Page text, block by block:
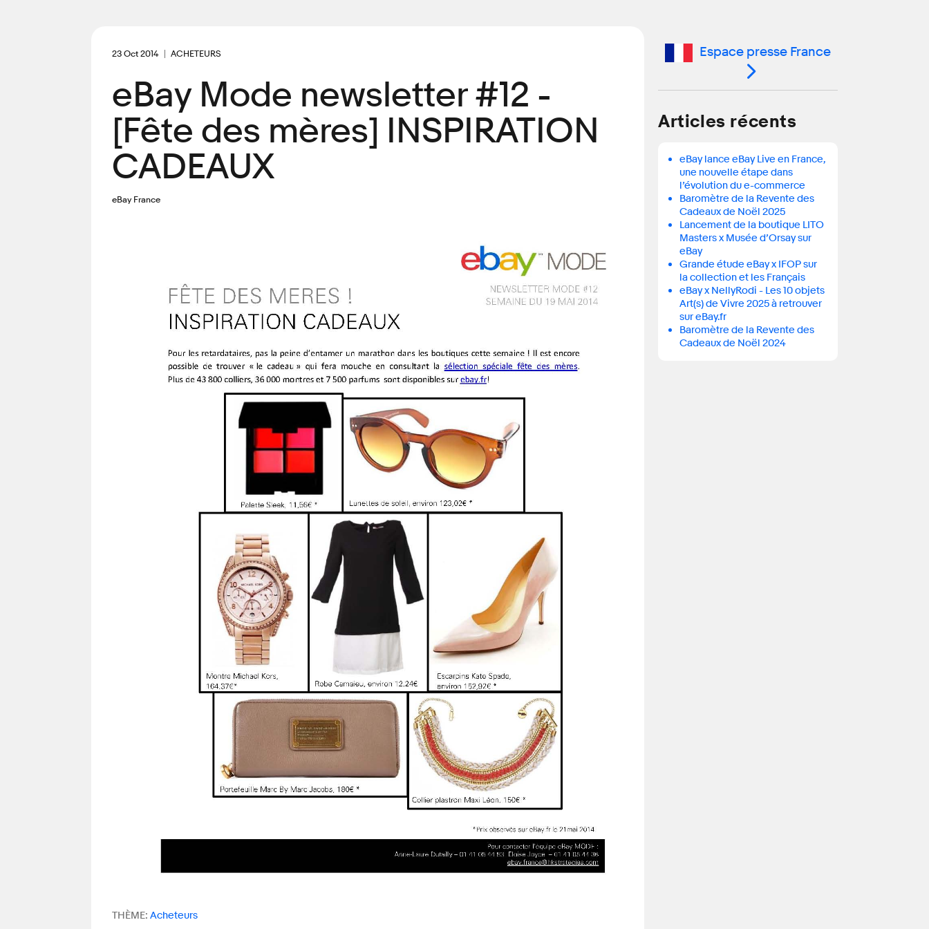
23 Oct 2014 ACHETEURS
eBay Mode newsletter #12 -
[Fête des mères] INSPIRATION
CADEAUX
eBay France
THÈME: Acheteurs
Espace presse France
Articles récents
eBay lance eBay Live en France,
une nouvelle étape dans
l’évolution du e-commerce
Baromètre de la Revente des
Cadeaux de Noël 2025
Lancement de la boutique LITO
Masters x Musée d’Orsay sur
eBay
Grande étude eBay x IFOP sur
la collection et les Français
eBay x NellyRodi - Les 10 objets
Art(s) de Vivre 2025 à retrouver
sur eBay.fr
Baromètre de la Revente des
Cadeaux de Noël 2024